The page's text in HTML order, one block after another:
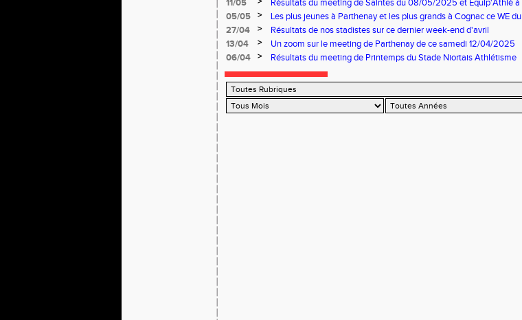
11/05
Résultats du meeting de Saintes du 08/05/2025 et Equip'Athlé à
Niort du 11/05/2025
05/05 >
Les plus jeunes à Parthenay et les plus grands à Cognac ce WE du
03 et 04 mai
27/04 >
Résultats de nos stadistes sur ce dernier week-end d'avril
13/04
>
Un zoom sur le meeting de Parthenay de ce samedi 12/04/2025
06/04
> Résultats du meeting de Printemps du Stade Niortais Athlétisme